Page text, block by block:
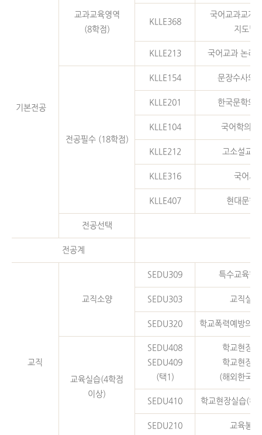
기본전공
교과교육영역
(8학점)
KLLE368
국어교과교재
지도법
KLLE213 국어교과 논리
전공필수 (18학점)
KLLE154 문장수사의
KLLE201 한국문학의
KLLE104 국어학의
KLLE212 고소설교육
KLLE316 국어사
KLLE407 현대문학
전공선택
전공계
교직
교직소양
SEDU309 특수교육학
SEDU303 교직실무
SEDU320 학교폭력예방의
교육실습(4학점
이상)
SEDU408
SEDU409
(택1)
학교현장실
학교현장실
(해외한국
SEDU410 학교현장실습(해
SEDU210 교육봉사